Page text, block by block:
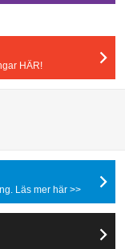
HÄR!
Läs mer här >>